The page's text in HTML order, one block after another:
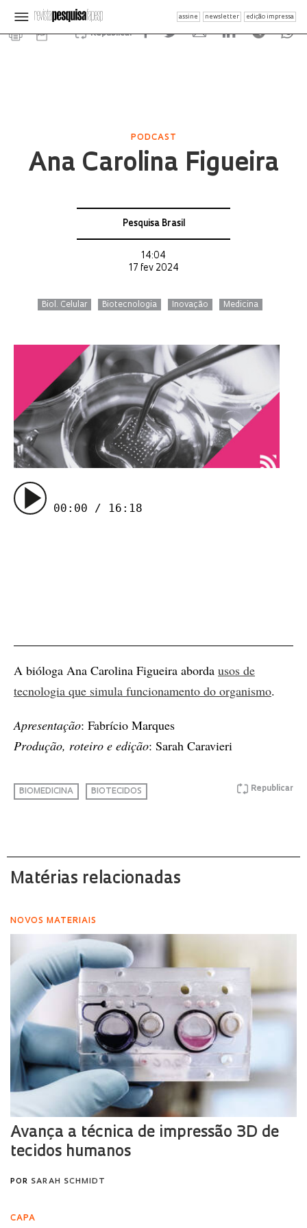
assine newsletter edição impressa
Republicar
PODCAST
Ana Carolina Figueira
Pesquisa Brasil
14:04
17 fev 2024
Biol. Celular Biotecnologia Inovação Medicina
00:00 / 16:18
A bióloga Ana Carolina Figueira aborda usos de
tecnologia que simula funcionamento do organismo.
Apresentação: Fabrício Marques
Produção, roteiro e edição: Sarah Caravieri
Republicar
BIOMEDICINA BIOTECIDOS